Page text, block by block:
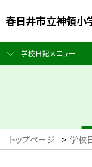
春日井市立神領小
学校日記メニュー
トップページ > 学校